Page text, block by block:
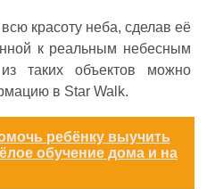
красоту неба, сделав её
к реальным небесным
таких объектов можно
в Star Walk.
ребёнку выучить
обучение дома и на